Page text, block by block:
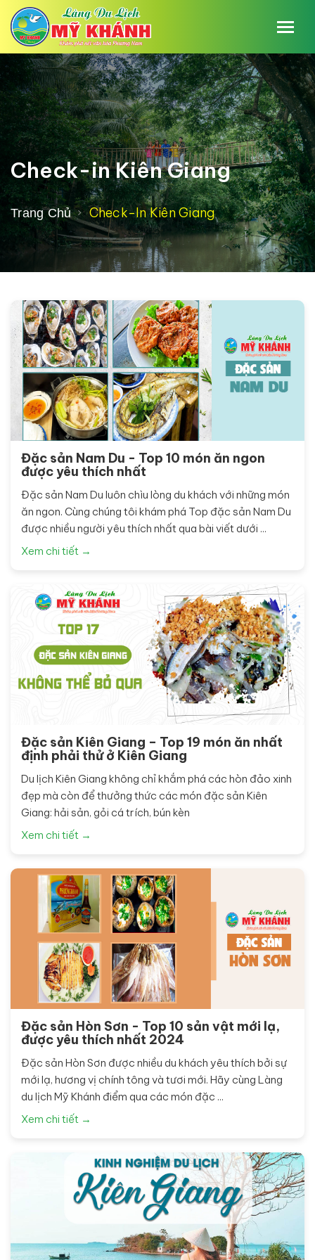
Check-in Kiên Giang
Trang Chủ Check-In Kiên Giang
Đặc sản Nam Du - Top 10 món ăn ngon
được yêu thích nhất
Đặc sản Nam Du luôn chìu lòng du khách với những món
ăn ngon. Cùng chúng tôi khám phá Top đặc sản Nam Du
được nhiều người yêu thích nhất qua bài viết dưới ...
Xem chi tiết →
Đặc sản Kiên Giang – Top 19 món ăn nhất
định phải thử ở Kiên Giang
Du lịch Kiên Giang không chỉ khắm phá các hòn đảo xinh
đẹp mà còn để thưởng thức các món đặc sản Kiên
Giang: hải sản, gỏi cá trích, bún kèn
Xem chi tiết →
Đặc sản Hòn Sơn - Top 10 sản vật mới lạ,
được yêu thích nhất 2024
Đặc sản Hòn Sơn được nhiều du khách yêu thích bởi sự
mới lạ, hương vị chính tông và tươi mới. Hãy cùng Làng
du lịch Mỹ Khánh điểm qua các món đặc ...
Xem chi tiết →